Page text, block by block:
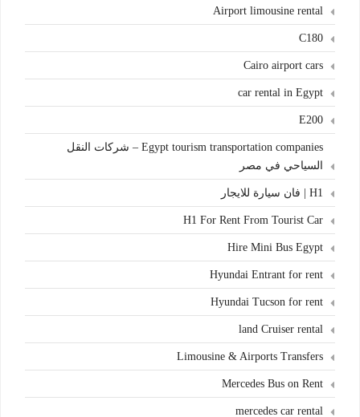
Airport limousine rental
C180
Cairo airport cars
car rental in Egypt
E200
Egypt tourism transportation companies – شركات النقل
السياحي في مصر
H1 | فان سيارة للايجار
H1 For Rent From Tourist Car
Hire Mini Bus Egypt
Hyundai Entrant for rent
Hyundai Tucson for rent
land Cruiser rental
Limousine & Airports Transfers
Mercedes Bus on Rent
mercedes car rental